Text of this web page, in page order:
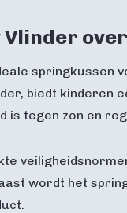
springkussen
biedt
tegen zon en
wordt het